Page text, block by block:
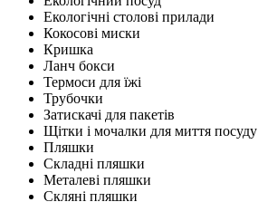
Екологічні столові прилади
Кокосові миски
Кришка
Ланч бокси
Термоси для їжі
Трубочки
Затискачі для пакетів
Щітки і мочалки для миття посуду
Пляшки
Складні пляшки
Металеві пляшки
Скляні пляшки